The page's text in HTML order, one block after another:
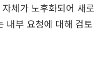
체가 노후화되어 새로
내부 요청에 대해 검토